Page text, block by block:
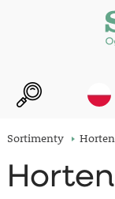
Sortimenty